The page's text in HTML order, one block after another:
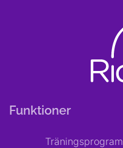
Funktioner
Träningsprogram